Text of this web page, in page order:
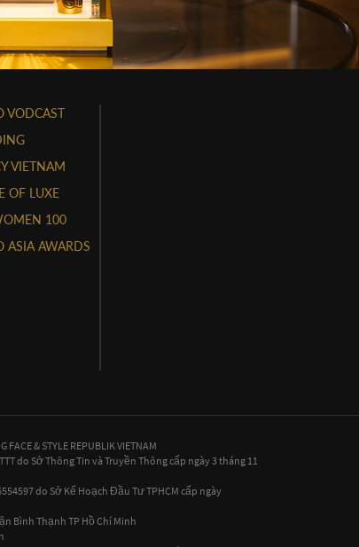
VODCAST
VIETNAM
OF LUXE
100
ASIA AWARDS
FACE & STYLE REPUBLIK VIETNAM
do Sở Thông Tin và Truyền Thông cấp ngày 3 tháng 11
do Sở Kế Hoạch Đầu Tư TPHCM cấp ngày
Bình Thạnh TP Hồ Chí Minh